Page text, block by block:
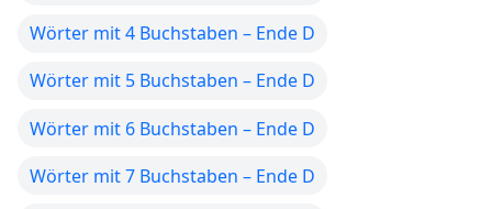
Wörter mit 4 Buchstaben – Ende D
Wörter mit 5 Buchstaben – Ende D
Wörter mit 6 Buchstaben – Ende D
Wörter mit 7 Buchstaben – Ende D